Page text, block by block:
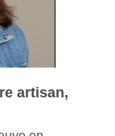
artisan,